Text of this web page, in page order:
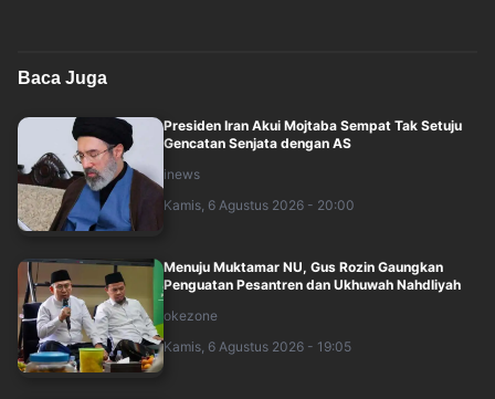
Baca Juga
Presiden Iran Akui Mojtaba Sempat Tak Setuju
Gencatan Senjata dengan AS
inews
Kamis, 6 Agustus 2026 - 20:00
Menuju Muktamar NU, Gus Rozin Gaungkan
Penguatan Pesantren dan Ukhuwah Nahdliyah
okezone
Kamis, 6 Agustus 2026 - 19:05